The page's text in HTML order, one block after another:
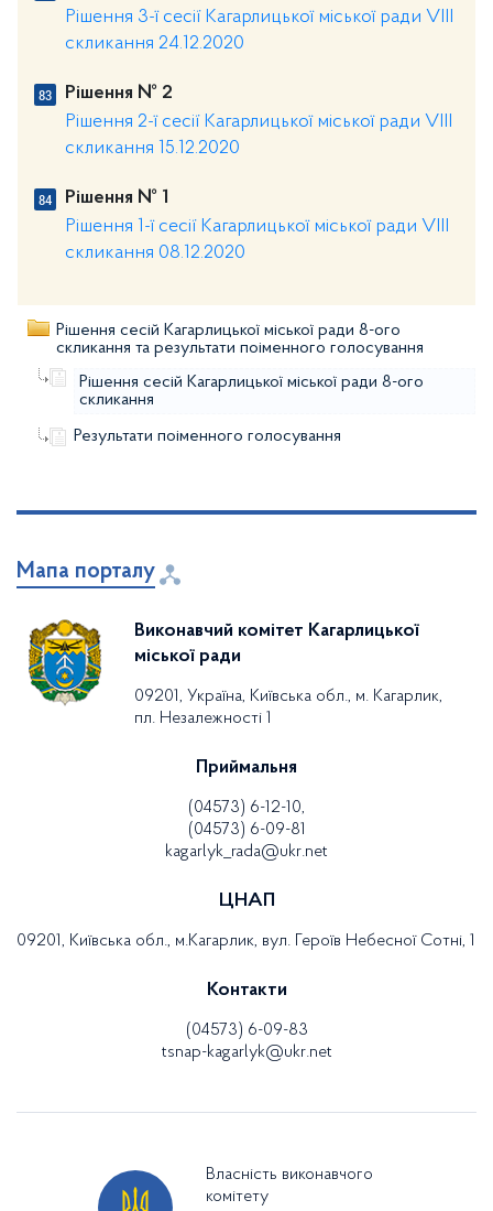
Рішення 3-ї сесії Кагарлицької міської ради VIII
скликання 24.12.2020
Рішення № 2
Рішення 2-ї сесії Кагарлицької міської ради VIII
скликання 15.12.2020
Рішення № 1
Рішення 1-ї сесії Кагарлицької міської ради VIII
скликання 08.12.2020
Рішення сесій Кагарлицької міської ради 8-ого
скликання та результати поіменного голосування
Рішення сесій Кагарлицької міської ради 8-ого
скликання
Результати поіменного голосування
Мапа порталу
Виконавчий комітет Кагарлицької
міської ради
09201, Україна, Київська обл., м. Кагарлик,
пл. Незалежності 1
Приймальня
(04573) 6-12-10,
(04573) 6-09-81
kagarlyk_rada@ukr.net
ЦНАП
09201, Київська обл., м.Кагарлик, вул. Героїв Небесної Сотні, 1
Контакти
(04573) 6-09-83
tsnap-kagarlyk@ukr.net
Власність виконавчого
комітету